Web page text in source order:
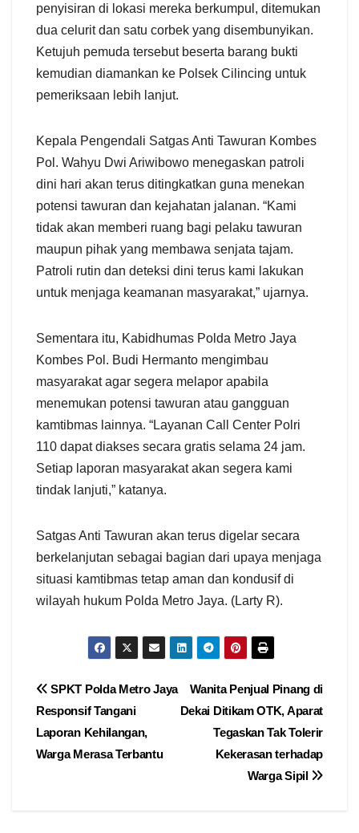
penyisiran di lokasi mereka berkumpul, ditemukan
dua celurit dan satu corbek yang disembunyikan.
Ketujuh pemuda tersebut beserta barang bukti
kemudian diamankan ke Polsek Cilincing untuk
pemeriksaan lebih lanjut.
Kepala Pengendali Satgas Anti Tawuran Kombes
Pol. Wahyu Dwi Ariwibowo menegaskan patroli
dini hari akan terus ditingkatkan guna menekan
potensi tawuran dan kejahatan jalanan. “Kami
tidak akan memberi ruang bagi pelaku tawuran
maupun pihak yang membawa senjata tajam.
Patroli rutin dan deteksi dini terus kami lakukan
untuk menjaga keamanan masyarakat,” ujarnya.
Sementara itu, Kabidhumas Polda Metro Jaya
Kombes Pol. Budi Hermanto mengimbau
masyarakat agar segera melapor apabila
menemukan potensi tawuran atau gangguan
kamtibmas lainnya. “Layanan Call Center Polri
110 dapat diakses secara gratis selama 24 jam.
Setiap laporan masyarakat akan segera kami
tindak lanjuti,” katanya.
Satgas Anti Tawuran akan terus digelar secara
berkelanjutan sebagai bagian dari upaya menjaga
situasi kamtibmas tetap aman dan kondusif di
wilayah hukum Polda Metro Jaya. (Larty R).
Navigasi
pos
Wanita Penjual Pinang di
Dekai Ditikam OTK, Aparat
Tegaskan Tak Tolerir
Kekerasan terhadap
Warga Sipil
SPKT Polda Metro Jaya
Responsif Tangani
Laporan Kehilangan,
Warga Merasa Terbantu